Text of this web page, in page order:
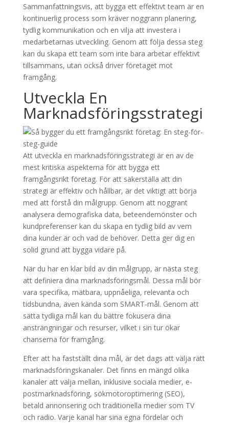
Sammanfattningsvis, att bygga ett effektivt team är en
kontinuerlig process som kräver noggrann planering,
tydlig kommunikation och en vilja att investera i
medarbetarnas utveckling. Genom att följa dessa steg
kan du skapa ett team som inte bara arbetar effektivt
tillsammans, utan också driver företaget mot
framgång.
Utveckla En
Marknadsföringsstrategi
Att utveckla en marknadsföringsstrategi är en av de
mest kritiska aspekterna för att bygga ett
framgångsrikt företag. För att säkerställa att din
strategi är effektiv och hållbar, är det viktigt att börja
med att förstå din målgrupp. Genom att noggrant
analysera demografiska data, beteendemönster och
kundpreferenser kan du skapa en tydlig bild av vem
dina kunder är och vad de behöver. Detta ger dig en
solid grund att bygga vidare på.
När du har en klar bild av din målgrupp, är nästa steg
att definiera dina marknadsföringsmål. Dessa mål bör
vara specifika, mätbara, uppnåeliga, relevanta och
tidsbundna, även kända som SMART-mål. Genom att
sätta tydliga mål kan du bättre fokusera dina
ansträngningar och resurser, vilket i sin tur ökar
chanserna för framgång.
Efter att ha fastställt dina mål, är det dags att välja rätt
marknadsföringskanaler. Det finns en mängd olika
kanaler att välja mellan, inklusive sociala medier, e-
postmarknadsföring, sökmotoroptimering (SEO),
betald annonsering och traditionella medier som TV
och radio. Varje kanal har sina egna fördelar och